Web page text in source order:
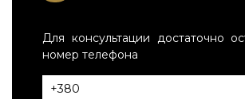
Для консультации достаточно
номер телефона